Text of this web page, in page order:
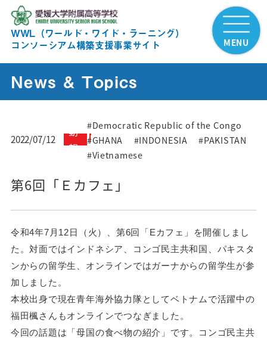
WWL（ワールド・ワイド・ラーニング）
コンソーシアム構築支援事業サイト
MENU
News & Topics
2022/07/12
動
報
#Democratic Republic of the Congo
#GHANA
#INDONESIA
#PAKISTAN
#Vietnamese
第6回「Ｅカフェ」
令和4年7月12日（火）、第6回「Eカフェ」を開催しまし
た。対面ではインドネシア、コンゴ民主共和国、 パキスタ
ンからの留学生、オンラインではガーナからの留学生が参
加しました。
本校出身で現在青年海外協力隊としてベトナムで活躍中の
福田楓さんもオンラインでつなぎました。
今回の話題は「母国の食べ物の紹介」です。コンゴ民主共